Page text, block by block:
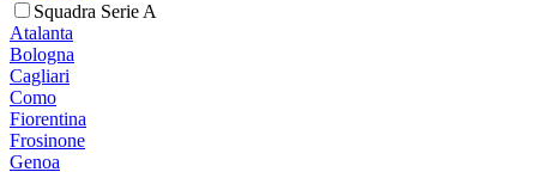
Squadra Serie A
Atalanta
Bologna
Cagliari
Como
Fiorentina
Frosinone
Genoa